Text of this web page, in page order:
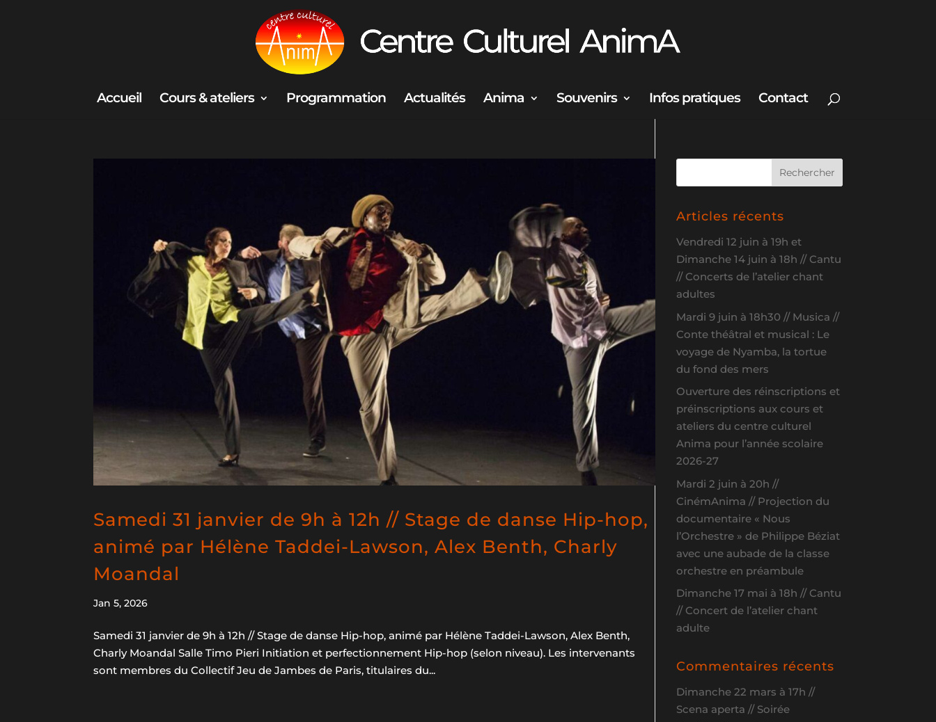
Accueil Cours & ateliers Programmation Actualités Anima Souvenirs Infos pratiques Contact
Samedi 31 janvier de 9h à 12h // Stage de danse Hip-hop,
animé par Hélène Taddei-Lawson, Alex Benth, Charly
Moandal
Jan 5, 2026
Samedi 31 janvier de 9h à 12h // Stage de danse Hip-hop, animé par Hélène Taddei-Lawson, Alex Benth,
Charly Moandal Salle Timo Pieri Initiation et perfectionnement Hip-hop (selon niveau). Les intervenants
sont membres du Collectif Jeu de Jambes de Paris, titulaires du...
Articles récents
Vendredi 12 juin à 19h et
Dimanche 14 juin à 18h // Cantu
// Concerts de l’atelier chant
adultes
Mardi 9 juin à 18h30 // Musica //
Conte théâtral et musical : Le
voyage de Nyamba, la tortue
du fond des mers
Ouverture des réinscriptions et
préinscriptions aux cours et
ateliers du centre culturel
Anima pour l’année scolaire
2026-27
Mardi 2 juin à 20h //
CinémAnima // Projection du
documentaire « Nous
l’Orchestre » de Philippe Béziat
avec une aubade de la classe
orchestre en préambule
Dimanche 17 mai à 18h // Cantu
// Concert de l’atelier chant
adulte
Commentaires récents
Dimanche 22 mars à 17h //
Scena aperta // Soirée